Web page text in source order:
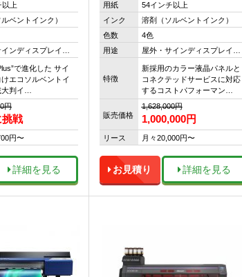
以上
ベントインク）
ンディスプレイ…
で進化した サイ
エコソルベントイ
判イ…
円
戦
円〜
詳細を見る
用紙
54インチ以上
インク
溶剤（ソルベントインク）
色数
4色
用途
屋外・サインディスプレイ…
特徴
新採用のカラー液晶パネルと
コネクテッドサービスに対応
するコストパフォーマン…
販売価格
1,628,000円
1,000,000円
リース 月々20,000円〜
お見積り 詳細を見る